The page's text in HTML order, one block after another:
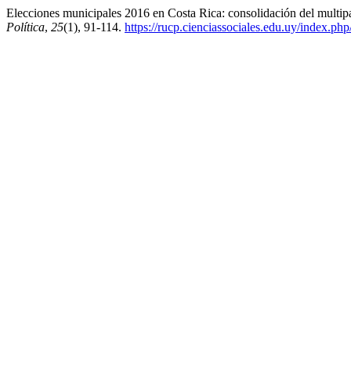
Elecciones municipales 2016 en Costa Rica: consolidación del
Política, 25(1), 91-114. https://rucp.cienciassociales.edu.uy/